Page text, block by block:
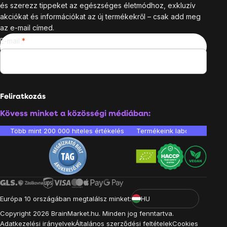
és szerezz tippeket az egészséges életmódhoz, exkluzív
akciókat és információkat az új termékekről – csak add meg
az e-mail címed.
E-mail
Feliratkozás
Kövess minket a közösségi médiában:
Több mint 200 000 hiteles értékelés Termékeink
Európa 10 országában megtalálsz minket:
HU
Copyright 2026 BrainMarket.hu. Minden jog fenntartva.
Adatkezelési irányelvekÁltalános szerződési feltételekCookies